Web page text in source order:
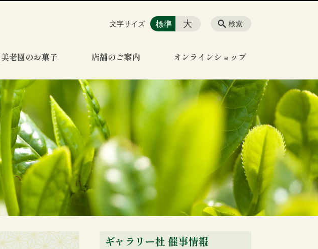
美老園のお菓子 店舗のご案内 オンラインショップ
検索
文字サイズ 標準 大
ギャラリー杜 催事情報